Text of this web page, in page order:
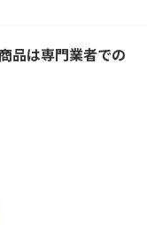
品は専門業者での